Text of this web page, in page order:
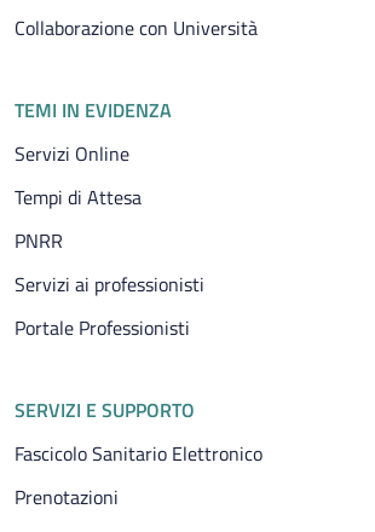
Collaborazione con Università
TEMI IN EVIDENZA
Servizi Online
Tempi di Attesa
PNRR
Servizi ai professionisti
Portale Professionisti
SERVIZI E SUPPORTO
Fascicolo Sanitario Elettronico
Prenotazioni